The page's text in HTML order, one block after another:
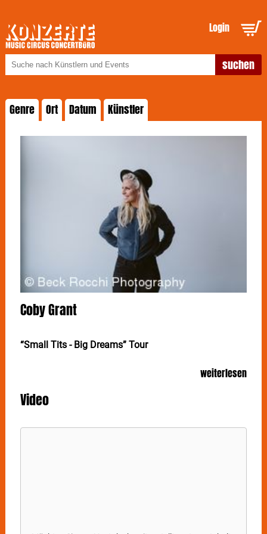
Login
Genre Ort Datum Künstler
Coby Grant
“Small Tits - Big Dreams” Tour
Das breite Lächeln, das viel Lebensfreude ausstrahlt,
ist COBY GRANTs Kennzeichen. Doch die Australierin
fällt auch mit ihrer weichen und markanten Stimme
auf. Nachdem die Folksängerin bei "The Voice Of
ein Gastspiel ins Im Wizemann in Stuttgart.
weiterlesen
Video